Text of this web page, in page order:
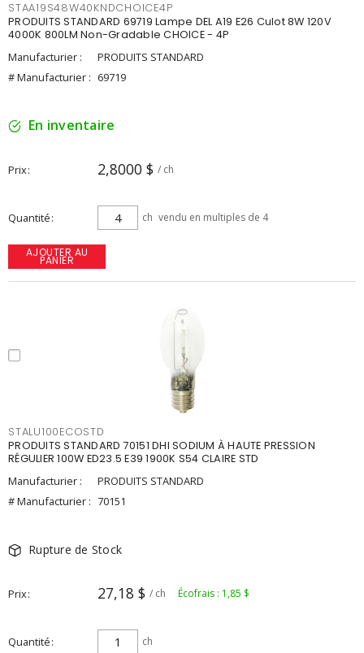
STAA19S48W40KNDCHOICE4P
PRODUITS STANDARD 69719 Lampe DEL A19 E26 Culot 8W 120V
4000K 800LM Non-Gradable CHOICE - 4P
Manufacturier :
PRODUITS STANDARD
# Manufacturier : 69719
En inventaire
Prix 2,8000 $ / ch
Quantité ch vendu en multiples de 4
AJOUTER AU
PANIER
STALU100ECOSTD
PRODUITS STANDARD 70151 DHI SODIUM À HAUTE PRESSION
RÉGULIER 100W ED23.5 E39 1900K S54 CLAIRE STD
Manufacturier :
PRODUITS STANDARD
# Manufacturier : 70151
Rupture de Stock
Prix 27,18 $ / ch Écofrais : 1,85 $
Quantité ch